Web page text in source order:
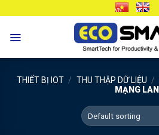
content
VN EN
THIẾT BỊ IOT / THU THẬP DỮ LIỆU /
MẠNG LAN